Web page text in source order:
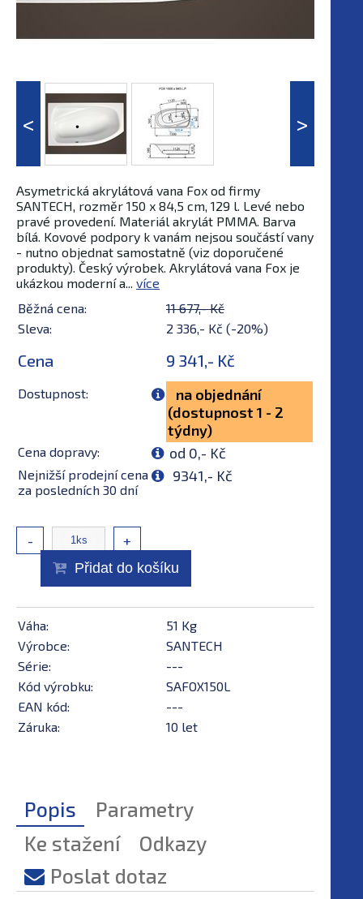
Asymetrická akrylátová vana Fox od firmy
SANTECH, rozměr 150 x 84,5 cm, 129 l. Levé nebo
pravé provedení. Materiál akrylát PMMA. Barva
bílá. Kovové podpory k vanám nejsou součástí vany
- nutno objednat samostatně (viz doporučené
produkty). Český výrobek. Akrylátová vana Fox je
ukázkou moderní a... více
Běžná cena:
11 677,- Kč
Sleva:
2 336,- Kč (-20%)
Cena 9 341,- Kč
Dostupnost:
na objednání
(dostupnost 1 - 2
týdny)
Cena dopravy: od 0,- Kč
Nejnižší prodejní cena
za posledních 30 dní
9341,- Kč
- +
Přidat do košíku
Váha:
51 Kg
Výrobce:
SANTECH
Série:
---
Kód výrobku:
SAFOX150L
EAN kód:
---
Záruka:
10 let
Popis
Parametry
Ke stažení
Odkazy
Poslat dotaz